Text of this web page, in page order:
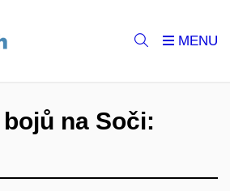
na Soči: